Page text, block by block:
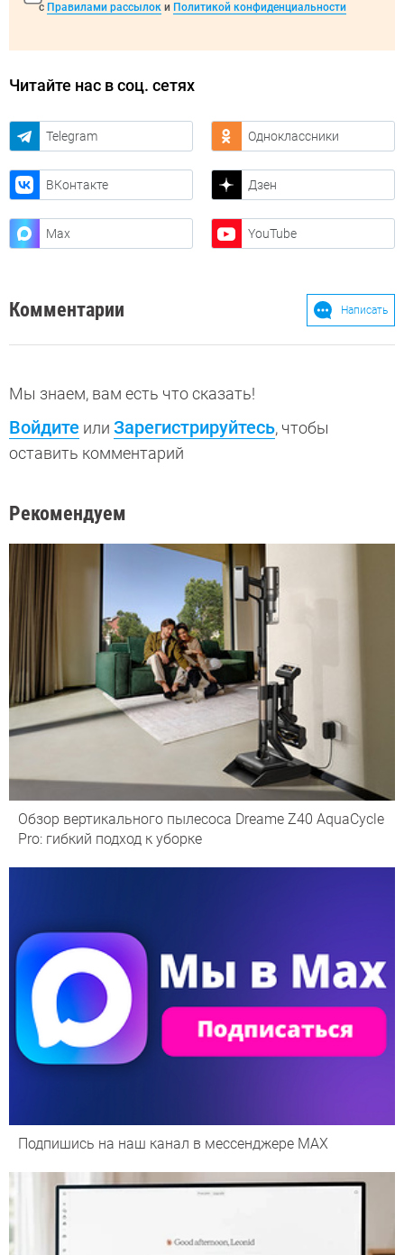
с Правилами рассылок и Политикой конфиденциальности
Читайте нас в соц. сетях
Telegram Одноклассники
ВКонтакте Дзен
Max YouTube
Комментарии Написать
Мы знаем, вам есть что сказать!
Войдите или Зарегистрируйтесь, чтобы
оставить комментарий
Рекомендуем
Обзор вертикального пылесоса Dreame Z40 AquaCycle
Pro: гибкий подход к уборке
Подпишись на наш канал в мессенджере МАХ